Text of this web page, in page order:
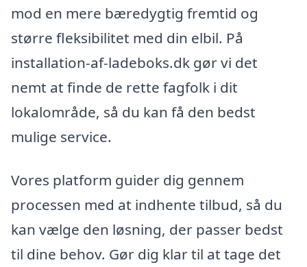
mod en mere bæredygtig fremtid og
større fleksibilitet med din elbil. På
installation-af-ladeboks.dk gør vi det
nemt at finde de rette fagfolk i dit
lokalområde, så du kan få den bedst
mulige service.
Vores platform guider dig gennem
processen med at indhente tilbud, så du
kan vælge den løsning, der passer bedst
til dine behov. Gør dig klar til at tage det